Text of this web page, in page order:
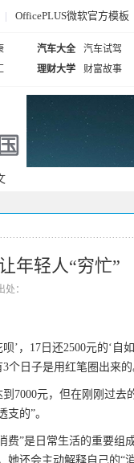
| OfficePLUS微软官方模板
汽车大全
汽车试驾
理财大学
财富故事
年轻人“穷忙”
：
，17日还2500元的‘自
个日子是用红笔圈出来的
元，但在刚刚过去
的”。
”是日常生活的重要组
她还会主动解释自己的“